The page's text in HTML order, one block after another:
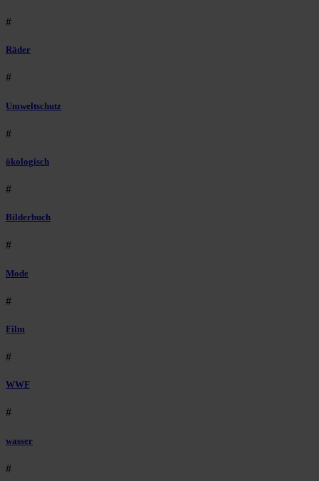
#
Räder
#
Umweltschutz
#
ökologisch
#
Bilderbuch
#
Mode
#
Film
#
WWF
#
wasser
#